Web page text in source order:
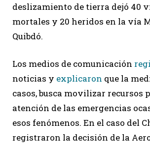
deslizamiento de tierra dejó 40
mortales y 20 heridos en la vía
Quibdó.
Los medios de comunicación
noticias y explicaron que la
casos, busca movilizar recursos
atención de las emergencias
esos fenómenos. En el caso del
registraron la decisión de la